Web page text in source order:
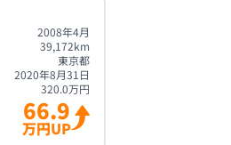
2008年4月
39,172km
東京都
2020年8月31日
320.0万円
66.9
万円UP